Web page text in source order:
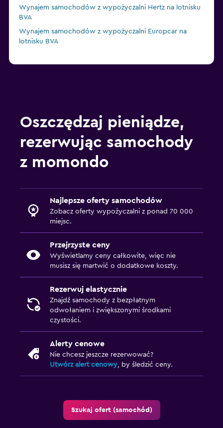
Wynajem samochodów z wypożyczalni Hertz na lotnisku
BVA
Wynajem samochodów z wypożyczalni Europcar na
lotnisku BVA
Oszczędzaj pieniądze,
rezerwując samochody
z momondo
Najlepsze oferty samochodów
Zobacz oferty wypożyczalni z ponad 70 000
miejsc.
Przejrzyste ceny
Wyświetlamy ceny całkowite, więc nie
musisz się martwić o dodatkowe koszty.
Rezerwuj elastycznie
Znajdź samochody z bezpłatnym
odwołaniem i zwiększonymi środkami
czystości.
Alerty cenowe
Nie chcesz jeszcze rezerwować?
Utwórz alert cenowy, by śledzić ceny.
Szukaj ofert (samochód)